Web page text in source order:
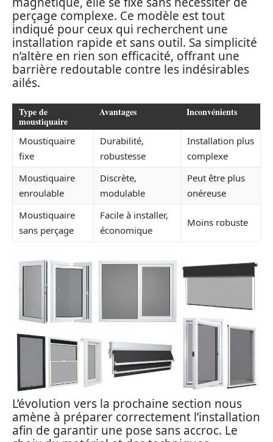
perçage complexe. Ce modèle est tout
indiqué pour ceux qui recherchent une
installation rapide et sans outil. Sa simplicité
n’altère en rien son efficacité, offrant une
barrière redoutable contre les indésirables
ailés.
Type de
moustiquaire
Avantages Inconvénients
Moustiquaire
fixe
Durabilité,
robustesse
Installation plus
complexe
Moustiquaire
enroulable
Discrète,
modulable
Peut être plus
onéreuse
Moustiquaire
sans perçage
Facile à installer,
économique
Moins robuste
L’évolution vers la prochaine section nous
amène à préparer correctement l’installation
afin de garantir une pose sans accroc. Le